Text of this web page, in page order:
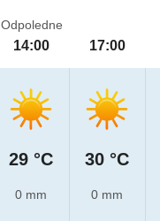
Odpoledne
14:00
29 °C
0 mm
17:00
30 °C
0 mm